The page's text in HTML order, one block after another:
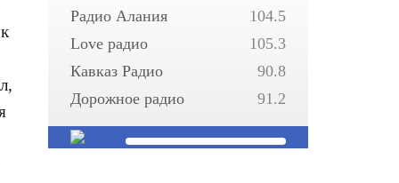
Радио Алания
104.5
Love радио
105.3
Кавказ Радио
90.8
Дорожное радио
91.2